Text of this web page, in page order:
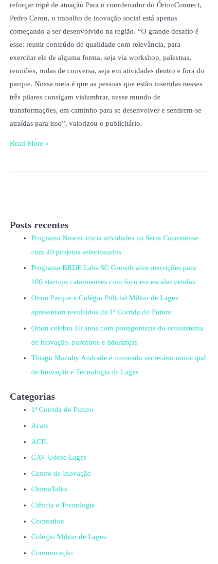
reforçar tripé de atuação Para o coordenador do ÓrionConnect,
Pedro Ceron, o trabalho de inovação social está apenas
começando a ser desenvolvido na região. “O grande desafio é
esse: reunir conteúdo de qualidade com relevância, para
exercitar ele de alguma forma, seja via workshop, palestras,
reuniões, rodas de conversa, seja em atividades dentro e fora do
parque. Nossa meta é que as pessoas que estão inseridas nesses
três pilares consigam vislumbrar, nesse mundo de
transformações, em caminho para se desenvolver e sentirem-se
atraídas para isso”, valorizou o publicitário.
Read More »
Posts recentes
Programa Nascer inicia atividades na Serra Catarinense
com 40 projetos selecionados
Programa BRDE Labs SC Growth abre inscrições para
100 startups catarinenses com foco em escalar vendas
Orion Parque e Colégio Policial Militar de Lages
apresentam resultados da 1ª Corrida do Futuro
Orion celebra 10 anos com protagonistas do ecossistema
de inovação, parceiros e lideranças
Thiago Mazuhy Andrade é nomeado secretário municipal
de Inovação e Tecnologia de Lages
Categorias
1ª Corrida do Futuro
Acate
ACIL
CAV Udesc Lages
Centro de Inovação
ChimaTalks
Ciência e Tecnologia
Cocreation
Colégio Militar de Lages
Comunicação